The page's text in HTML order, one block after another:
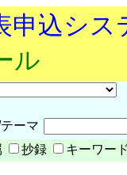
申込シス
ル
ーマ
抄録 キーワード